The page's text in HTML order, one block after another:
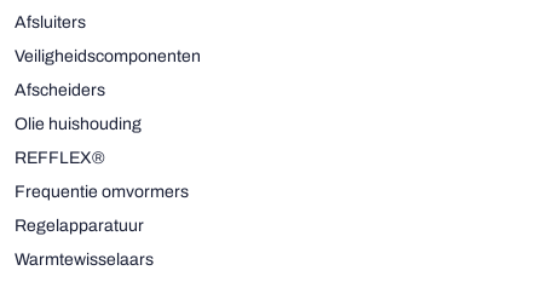
Afsluiters
Veiligheidscomponenten
Afscheiders
Olie huishouding
REFFLEX®
Frequentie omvormers
Regelapparatuur
Warmtewisselaars